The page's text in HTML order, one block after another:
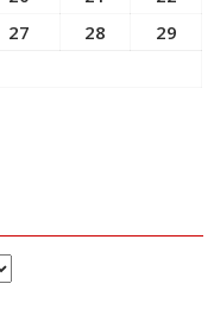
27 28
29